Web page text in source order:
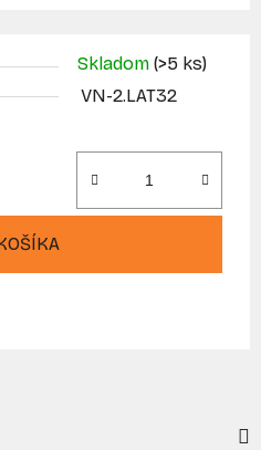
Skladom (>5 ks)
VN-2.LAT32